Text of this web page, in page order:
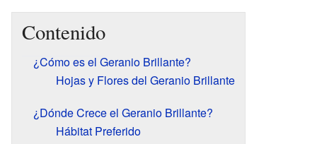
Contenido
¿Cómo es el Geranio Brillante?
Hojas y Flores del Geranio Brillante
¿Dónde Crece el Geranio Brillante?
Hábitat Preferido